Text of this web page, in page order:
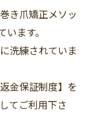
き爪矯正メソッ
ます。
洗練されていま
金保証制度】を
てご利用下さ